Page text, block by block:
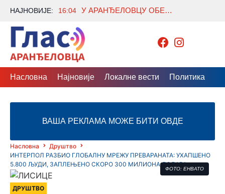
НАЈНОВИЈЕ: 16:04 У АРАНЂЕЛОВЦУ ОБЕЛЕЖЕНА СЛАВА СВЕТОГ ПАНТЕЛЕЈМОНА У БОЛНИЧКОЈ КАПЕЛИ
Насловна Најновије Локалне вести Политика
ВАША РЕКЛАМА МОЖЕ БИТИ ОВДЕ
Насловна
Друштво
ИНТЕРПОЛ РАЗБИО ГЛОБАЛНУ МРЕЖУ ПРЕВАРАНАТА: УХАПШЕНО
5.800 ЉУДИ, ЗАПЛЕЊЕНО СКОРО 300 МИЛИОНА ДОЛАРА
ФОТО: ЕНВАТО
ДРУШТВО